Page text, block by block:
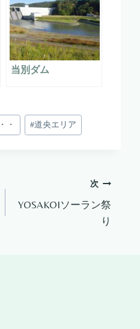
当別ダム
・ #道央エリア
次
YOSAKOIソーラン祭
り